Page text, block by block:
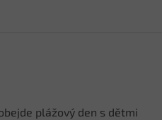
plážový den s dětmi